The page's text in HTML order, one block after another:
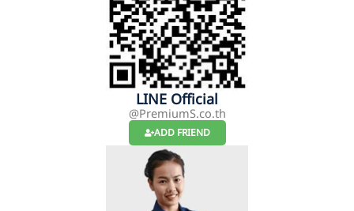
LINE Official
@PremiumS.co.th
ADD FRIEND